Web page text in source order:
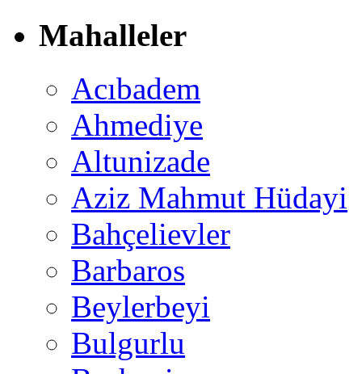
Mahalleler
Acıbadem
Ahmediye
Altunizade
Aziz Mahmut Hüdayi
Bahçelievler
Barbaros
Beylerbeyi
Bulgurlu